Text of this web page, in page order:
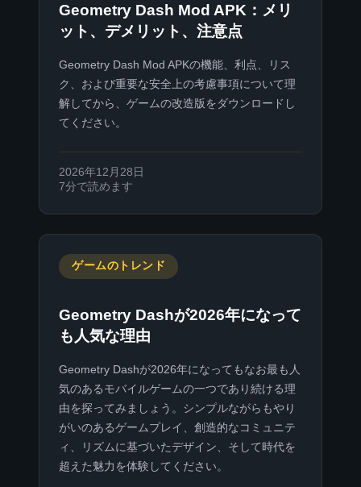
Geometry Dash Mod APK：メリ
ット、デメリット、注意点
Geometry Dash Mod APKの機能、利点、リス
ク、および重要な安全上の考慮事項について理
解してから、ゲームの改造版をダウンロードし
てください。
2026年12月28日
7分で読めます
ゲームのトレンド
Geometry Dashが2026年になって
も人気な理由
Geometry Dashが2026年になってもなお最も人
気のあるモバイルゲームの一つであり続ける理
由を探ってみましょう。シンプルながらもやり
がいのあるゲームプレイ、創造的なコミュニテ
ィ、リズムに基づいたデザイン、そして時代を
超えた魅力を体験してください。